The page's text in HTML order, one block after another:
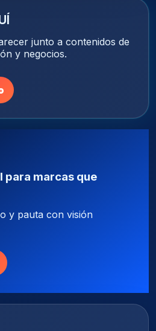
junto a contenidos de
y negocios.
marcas que
y pauta con visión